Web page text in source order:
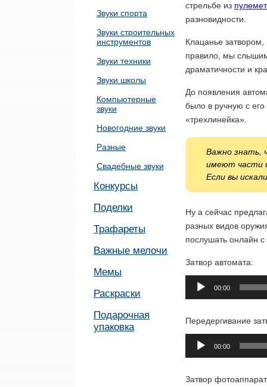
Звуки спорта
Звуки строительных
инструментов
Звуки техники
Звуки школы
Компьютерные
звуки
Новогодние звуки
Разные
Свадебные звуки
Конкурсы
Поделки
Трафареты
Важные мелочи
Мемы
Раскраски
Подарочная
упаковка
стрельбе из
разновидности.
Клацанье
правило, мы
драматичности и
До появления
было в ручную с
«трехлинейка».
Важно знать,
имеют части
Если вы
Ну а сейчас
разных видов
послушать онлайн
Затвор автомата:
Аудиоплеер
00:00
Передергивание
Аудиоплеер
00:00
Затвор